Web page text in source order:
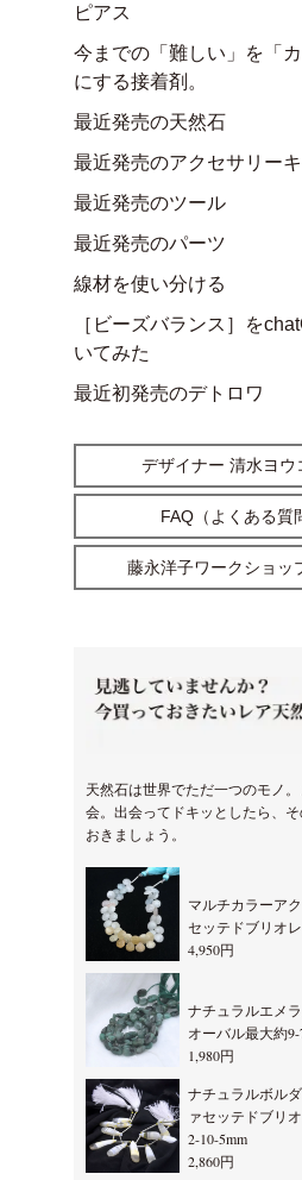
ピアス
今までの「難しい」を「カ
にする接着剤。
最近発売の天然石
最近発売のアクセサリーキ
最近発売のツール
最近発売のパーツ
線材を使い分ける
［ビーズバランス］を
いてみた
最近初発売のデトロワ
デザイナー 清水ヨウ
FAQ（よくある質
藤永洋子ワークショッ
天然石は世界でただ一つのモノ
会。出会ってドキッとしたら、
おきましょう。
マルチカラーア
セッテドブリオ
4,950円
ナチュラルエメ
オーバル最大約9-
1,980円
ナチュラルボル
ァセッテドブリ
2-10-5mm
2,860円